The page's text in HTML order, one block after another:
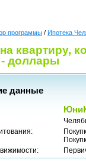
программы / Ипотека
квартиру,
- доллары
данные